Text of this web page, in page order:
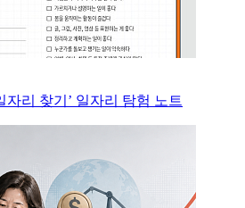
자리 찾기’ 일자리 탐험 노트